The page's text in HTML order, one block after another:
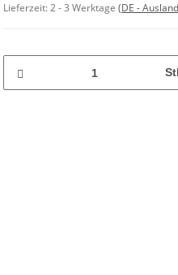
Lieferzeit:2 - 3 Werktage (DE -